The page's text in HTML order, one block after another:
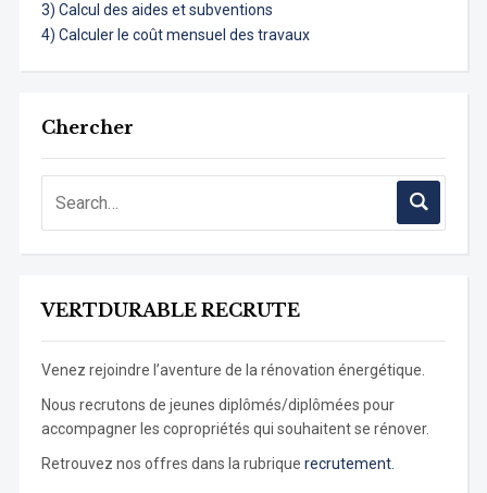
3) Calcul des aides et subventions
4) Calculer le coût mensuel des travaux
Chercher
VERTDURABLE RECRUTE
Venez rejoindre l’aventure de la rénovation énergétique.
Nous recrutons de jeunes diplômés/diplômées pour
accompagner les copropriétés qui souhaitent se rénover.
Retrouvez nos offres dans la rubrique recrutement.